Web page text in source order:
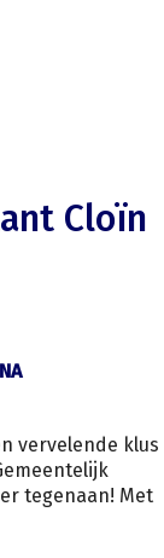
Cloïn
vervelende klus
tegenaan! Met